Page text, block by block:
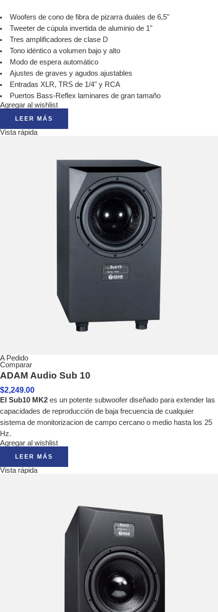
Woofers de cono de fibra de pizarra duales de 6,5"
Tweeter de cúpula invertida de aluminio de 1"
Tres amplificadores de clase D
Tono idéntico a volumen bajo y alto
Modo de espera automático
Ajustes de graves y agudos ajustables
Entradas XLR, TRS de 1/4" y RCA
Puertos Bass-Reflex laminares de gran tamaño
Agregar al wishlist
LEER MÁS
Vista rápida
A Pedido
Comparar
ADAM Audio Sub 10
$2,249.00
El Sub10 MK2 es un potente subwoofer diseñado para extender las
capacidades de reproducción de baja frecuencia de cualquier
sistema de monitorizacion de campo cercano o medio hasta los 25
Hz.
Agregar al wishlist
LEER MÁS
Vista rápida